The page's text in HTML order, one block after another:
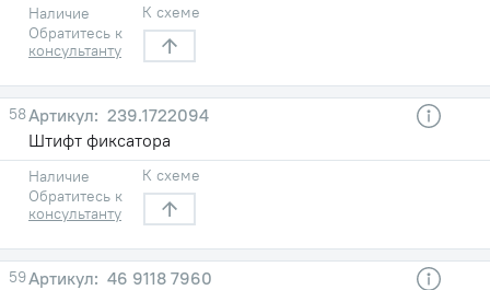
Наличие
Обратитесь к
консультанту
К схеме
58
239.1722094
Штифт фиксатора
Наличие
Обратитесь к
консультанту
К схеме
59
46 9118 7960